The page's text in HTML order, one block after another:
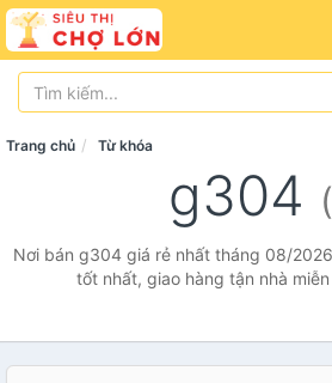
Trang chủ Từ khóa
g304
Nơi bán g304 giá rẻ nhất tháng 08/
tốt nhất, giao hàng tận nhà